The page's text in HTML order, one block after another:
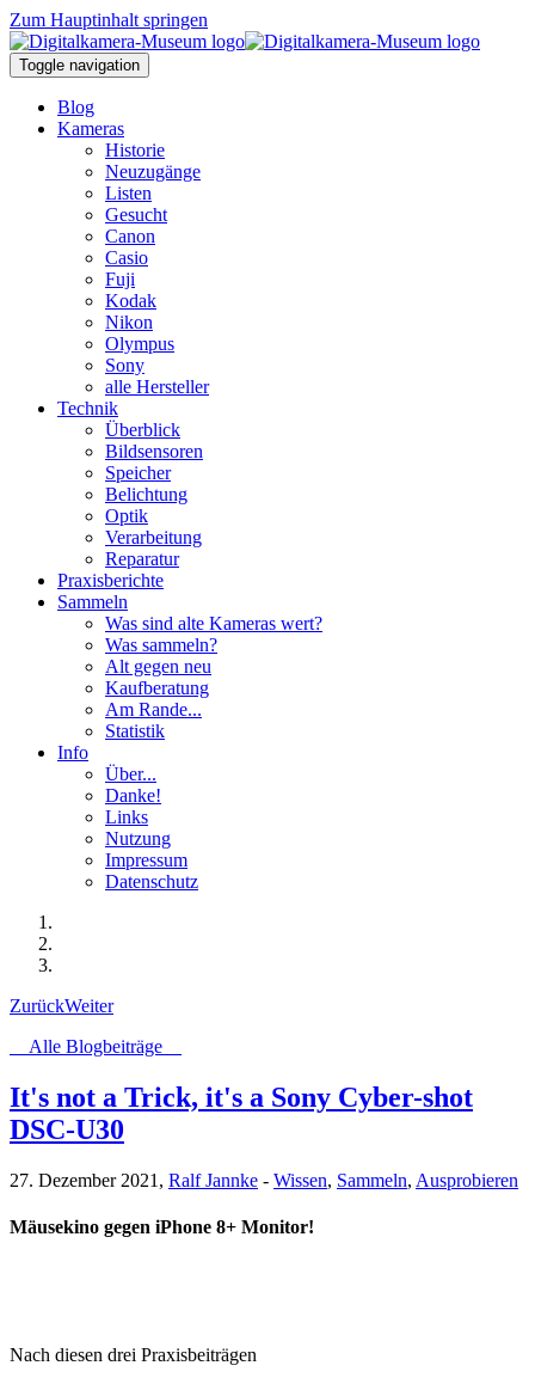
Zum Hauptinhalt springen
Toggle navigation
Blog
Kameras
Historie
Neuzugänge
Listen
Gesucht
Canon
Casio
Fuji
Kodak
Nikon
Olympus
Sony
alle Hersteller
Technik
Überblick
Bildsensoren
Speicher
Belichtung
Optik
Verarbeitung
Reparatur
Praxisberichte
Sammeln
Was sind alte Kameras wert?
Was sammeln?
Alt gegen neu
Kaufberatung
Am Rande...
Statistik
Info
Über...
Danke!
Links
Nutzung
Impressum
Datenschutz
ZurückWeiter
Alle Blogbeiträge
It's not a Trick, it's a Sony Cyber-shot
DSC-U30
27. Dezember 2021, Ralf Jannke - Wissen, Sammeln, Ausprobieren
Mäusekino gegen iPhone 8+ Monitor!
Nach diesen drei Praxisbeiträgen